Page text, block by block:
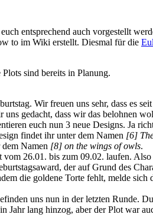
entsprechend auch vorgestellt
to im Wiki erstellt. Diesmal für die
sind bereits in Planung.
Wir freuen uns sehr, dass es
gedacht, dass wir das belohnen
euch nun 3 neue Designs. Ja
findet ihr unter dem Namen [6]
Namen [8] on the wings of owls.
vom 26.01. bis zum 09.02. laufen.
der auf Grund des
die goldene Torte fehlt, melde
uns nun in der letzten Runde.
Jahr lang hinzog, aber der Plot war